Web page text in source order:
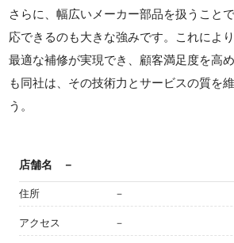
さらに、幅広いメーカー部品を扱うこと
応できるのも大きな強みです。これによ
最適な補修が実現でき、顧客満足度を高
も同社は、その技術力とサービスの質を
う。
店舗名 －
住所 －
アクセス －